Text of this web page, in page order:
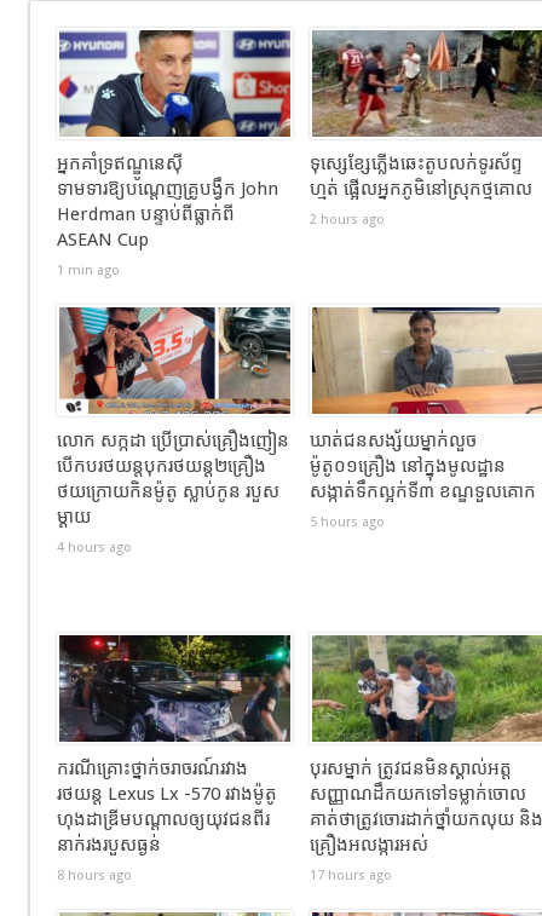
អ្នកគាំទ្រឥណ្ឌូនេស៊ី
ទាមទារឱ្យបណ្តេញគ្រូបង្វឹក John
Herdman បន្ទាប់ពីធ្លាក់ពី
ASEAN Cup
1 min ago
ទុស្សេខ្សែភ្លើងឆេះតូបលក់ទូរស័ព្ទ
ហ្មត់ ផ្អើលអ្នកភូមិនៅស្រុកថ្មគោល
2 hours ago
លោក សក្កដា ប្រើប្រាស់គ្រឿងញៀន
បើកបរថយន្តបុករថយន្ត២គ្រឿង
ថយក្រោយកិនម៉ូតូ ស្លាប់កូន របួស
ម្ដាយ
4 hours ago
ឃាត់ជនសង្ស័យម្នាក់លួច
ម៉ូតូ០១គ្រឿង នៅក្នុងមូលដ្ឋាន
សង្កាត់ទឹកល្អក់ទី៣ ខណ្ឌទួលគោក
5 hours ago
ករណីគ្រោះថ្នាក់ចរាចរណ៍រវាង
រថយន្ត Lexus Lx -570 រវាងម៉ូតូ
ហុងដាឌ្រីមបណ្ដាលឲ្យយុវជនពីរ
នាក់រងរបួសធ្ងន់
8 hours ago
បុរសម្នាក់ ត្រូវជនមិនស្គាល់អត្ត
សញ្ញាណដឹកយកទៅទម្លាក់ចោល
គាត់ថាត្រូវចោរដាក់ថ្នាំយកលុយ និង
គ្រឿងអលង្ការអស់
17 hours ago